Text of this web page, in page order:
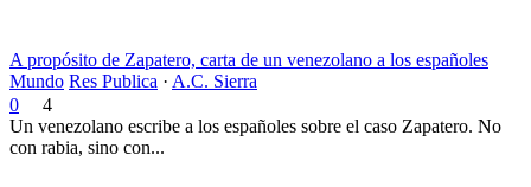
A propósito de Zapatero, carta de un venezolano a los españoles
Mundo Res Publica · A.C. Sierra
0
4
Un venezolano escribe a los españoles sobre el caso Zapatero. No
con rabia, sino con...